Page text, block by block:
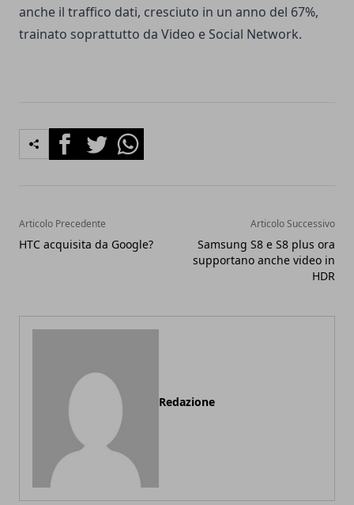
anche il traffico dati, cresciuto in un anno del 67%,
trainato soprattutto da Video e Social Network.
FacebookTwitterWhatsapp
Articolo Precedente
HTC acquisita da Google?
Articolo Successivo
Samsung S8 e S8 plus ora
supportano anche video in
HDR
Redazione